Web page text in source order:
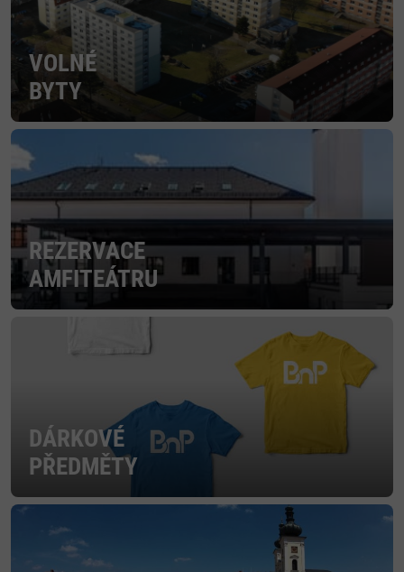
VOLNÉ
BYTY
REZERVACE
AMFITEÁTRU
DÁRKOVÉ
PŘEDMĚTY